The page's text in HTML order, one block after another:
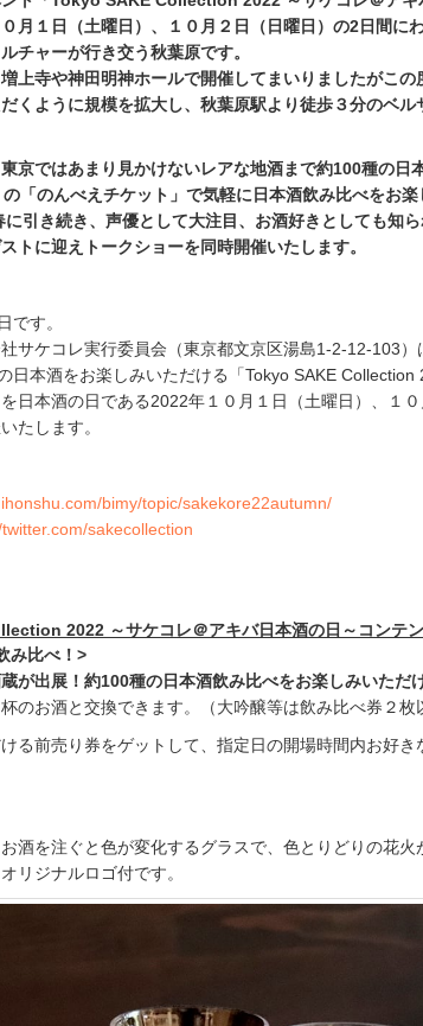
月１日（土曜日）、１０月２日（日曜日）の2日間に
チャーが行き交う秋葉原です。
上寺や神田明神ホールで開催してまいりましたがこの
くように規模を拡大し、秋葉原駅より徒歩３分のベル
京ではあまり見かけないレアな地酒まで約100種の日
「のんべえチケット」で気軽に日本酒飲み比べをお
引き続き、声優として大注目、お酒好きとしても知
トに迎えトークショーを同時開催いたします。
です。
サケコレ実行委員会（東京都文京区湯島1-2-12-103）
日本酒をお楽しみいただける「Tokyo SAKE Collection
日本酒の日である2022年１０月１日（土曜日）、１
たします。
bimy/topic/sakekore22autumn/
sakecollection
2022 ～サケコレ＠アキバ日本酒の日～コンテ
み比べ！>
が出展！約100種の日本酒飲み比べをお楽しみいただ
のお酒と交換できます。（大吟醸等は飲み比べ券２枚
る前売り券をゲットして、指定日の開場時間内お好き
酒を注ぐと色が変化するグラスで、色とりどりの花火
リジナルロゴ付です。